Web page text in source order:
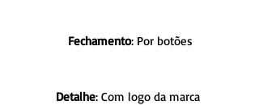
Fechamento: Por botões
Detalhe: Com logo da marca